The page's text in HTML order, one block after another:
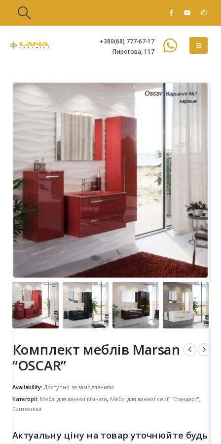
+380(68) 777-67-17
Пирогова, 117
Комплект меблів Marsan
“OSCAR”
Availability: Доступно за замовленням
Категорії: Меблі для ванної кімнати, Меблі для ванної серії "Стандарт",
Сантехніка
Актуальну ціну на товар уточнюйте будь